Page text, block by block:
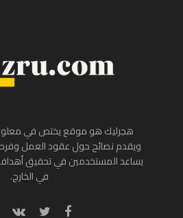
هجرليك هو موقع يختص في
ويقدم نصائح حول عقود العمل وفرص
يساعد المستخدمين في تحقيق
في الخارج.